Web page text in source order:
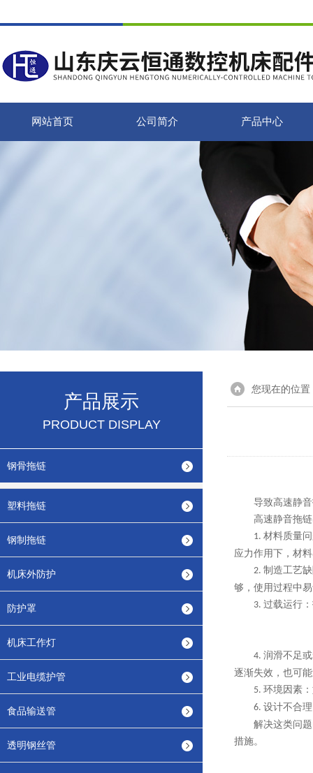
网站首页 公司简介 产品中心
产品展示
PRODUCT DISPLAY
钢骨拖链
塑料拖链
钢制拖链
机床外防护
防护罩
机床工作灯
工业电缆护管
食品输送管
透明钢丝管
您现在的位置
导致高速静
高速静音拖
1. 材料质量
应力作用下，材
2. 制造工艺
够，使用过程中
3. 过载运行
4. 润滑不足
逐渐失效，也可
5. 环境因素
6. 设计不合
解决这类问
措施。